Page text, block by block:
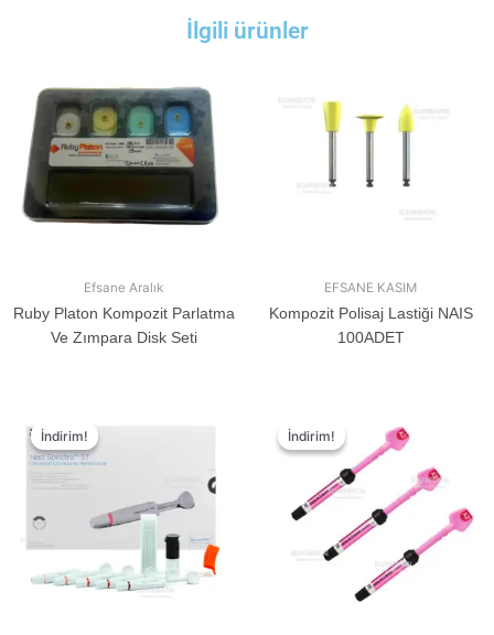
İlgili ürünler
Efsane Aralık
Ruby Platon Kompozit Parlatma
Ve Zımpara Disk Seti
EFSANE KASIM
Kompozit Polisaj Lastiği NAIS
100ADET
İndirim!
İndirim! İndirim!
İndirim!